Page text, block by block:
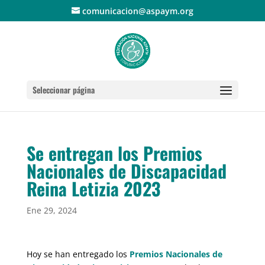
comunicacion@aspaym.org
Seleccionar página
Se entregan los Premios
Nacionales de Discapacidad
Reina Letizia 2023
Ene 29, 2024
Hoy se han entregado los Premios Nacionales de